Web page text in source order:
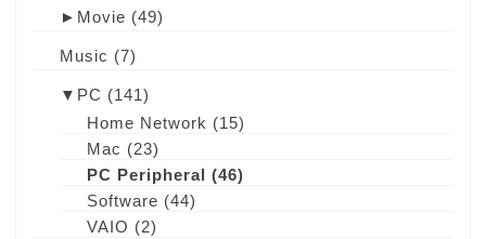
► Movie (49)
Music (7)
▼ PC (141)
Home Network (15)
Mac (23)
PC Peripheral (46)
Software (44)
VAIO (2)